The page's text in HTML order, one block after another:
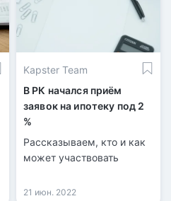
области. Инициатором
льготной программы для
работающей молодёжи
стал акимат области
совместно с Отбасы
банком.
Kapster Team
В РК начался приём
заявок на ипотеку под 2
%
Рассказываем, кто и как
может участвовать
21 июн. 2022